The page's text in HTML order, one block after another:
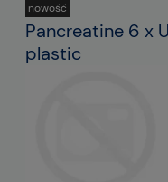
Pancreatine 6 x
plastic
nowość